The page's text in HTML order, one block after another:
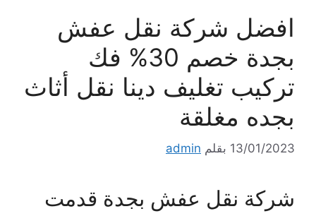
افضل شركة نقل عفش
بجدة خصم 30% فك
تركيب تغليف دينا نقل أثاث
بجده مغلقة
13/01/2023 بقلم admin
شركة نقل عفش بجدة قدمت